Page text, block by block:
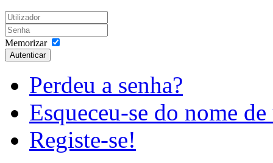
Memorizar
Autenticar
Perdeu a senha?
Esqueceu-se do nome
Registe-se!